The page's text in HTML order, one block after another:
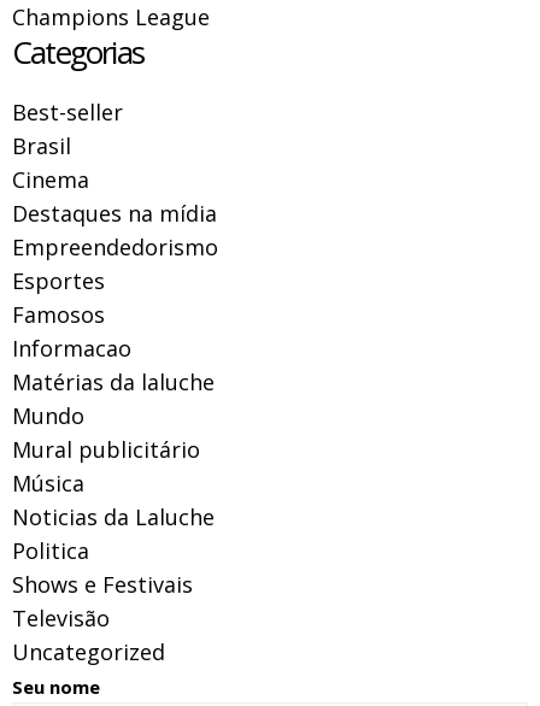
Champions League
Categorias
Best-seller
Brasil
Cinema
Destaques na mídia
Empreendedorismo
Esportes
Famosos
Informacao
Matérias da laluche
Mundo
Mural publicitário
Música
Noticias da Laluche
Politica
Shows e Festivais
Televisão
Uncategorized
Seu nome